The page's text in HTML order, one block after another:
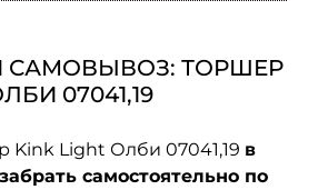
САМОВЫВОЗ: ТОРШЕР
07041,19
Kink Light Олби 07041,19 в
самостоятельно по